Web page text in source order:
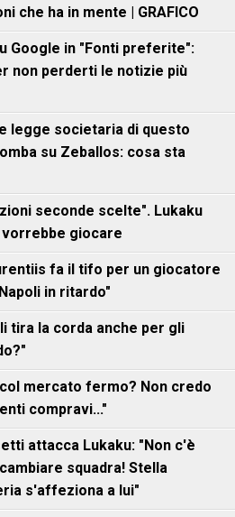
che ha in mente | GRAFICO
Google in "Fonti preferite":
non perderti le notizie più
legge societaria di questo
su Zeballos: cosa sta
seconde scelte". Lukaku
vorrebbe giocare
fa il tifo per un giocatore
in ritardo"
tira la corda anche per gli
mercato fermo? Non credo
compravi..."
attacca Lukaku: "Non c'è
squadra! Stella
s'affeziona a lui"